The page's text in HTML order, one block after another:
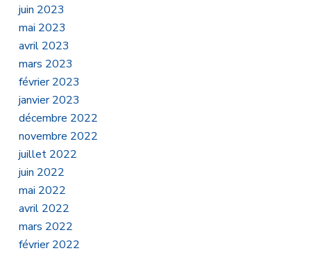
juin 2023
mai 2023
avril 2023
mars 2023
février 2023
janvier 2023
décembre 2022
novembre 2022
juillet 2022
juin 2022
mai 2022
avril 2022
mars 2022
février 2022